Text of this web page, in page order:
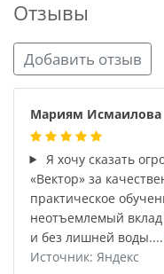
Отзывы
Добавить отзыв
Мариям Исмаилова
Я хочу сказать
«Вектор» за
практическое
неотъемлемый вклад
и без лишней воды....
Источник: Яндекс